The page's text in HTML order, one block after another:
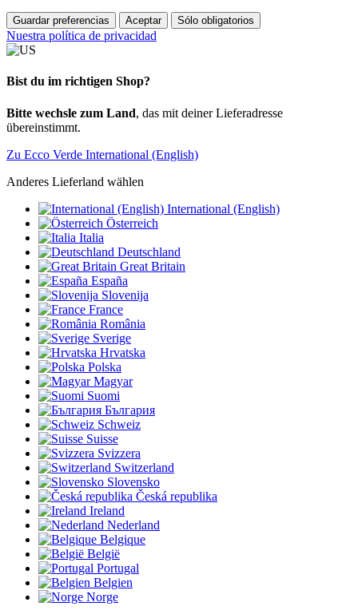
Guardar preferencias Aceptar Sólo obligatorios
Nuestra política de privacidad
Bist du im richtigen Shop?
Bitte wechsle zum Land, das mit deiner Lieferadresse
übereinstimmt.
Zu Ecco Verde International (English)
Anderes Lieferland wählen
International (English)
Österreich
Italia
Deutschland
Great Britain
España
Slovenija
France
România
Sverige
Hrvatska
Polska
Magyar
Suomi
България
Schweiz
Suisse
Svizzera
Switzerland
Slovensko
Česká republika
Ireland
Nederland
Belgique
België
Portugal
Belgien
Norge